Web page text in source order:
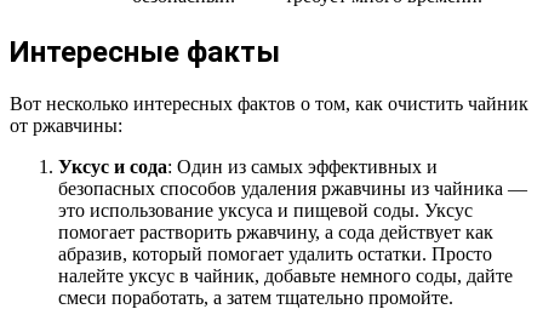
Интересные факты
Вот несколько интересных фактов о том, как очистить чайник
от ржавчины:
Уксус и сода: Один из самых эффективных и
безопасных способов удаления ржавчины из чайника —
это использование уксуса и пищевой соды. Уксус
помогает растворить ржавчину, а сода действует как
абразив, который помогает удалить остатки. Просто
налейте уксус в чайник, добавьте немного соды, дайте
смеси поработать, а затем тщательно промойте.